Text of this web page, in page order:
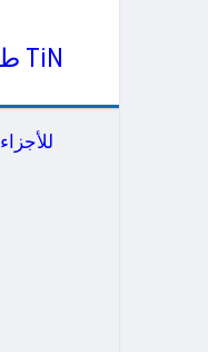
طلاء PVD / طلاء TiN